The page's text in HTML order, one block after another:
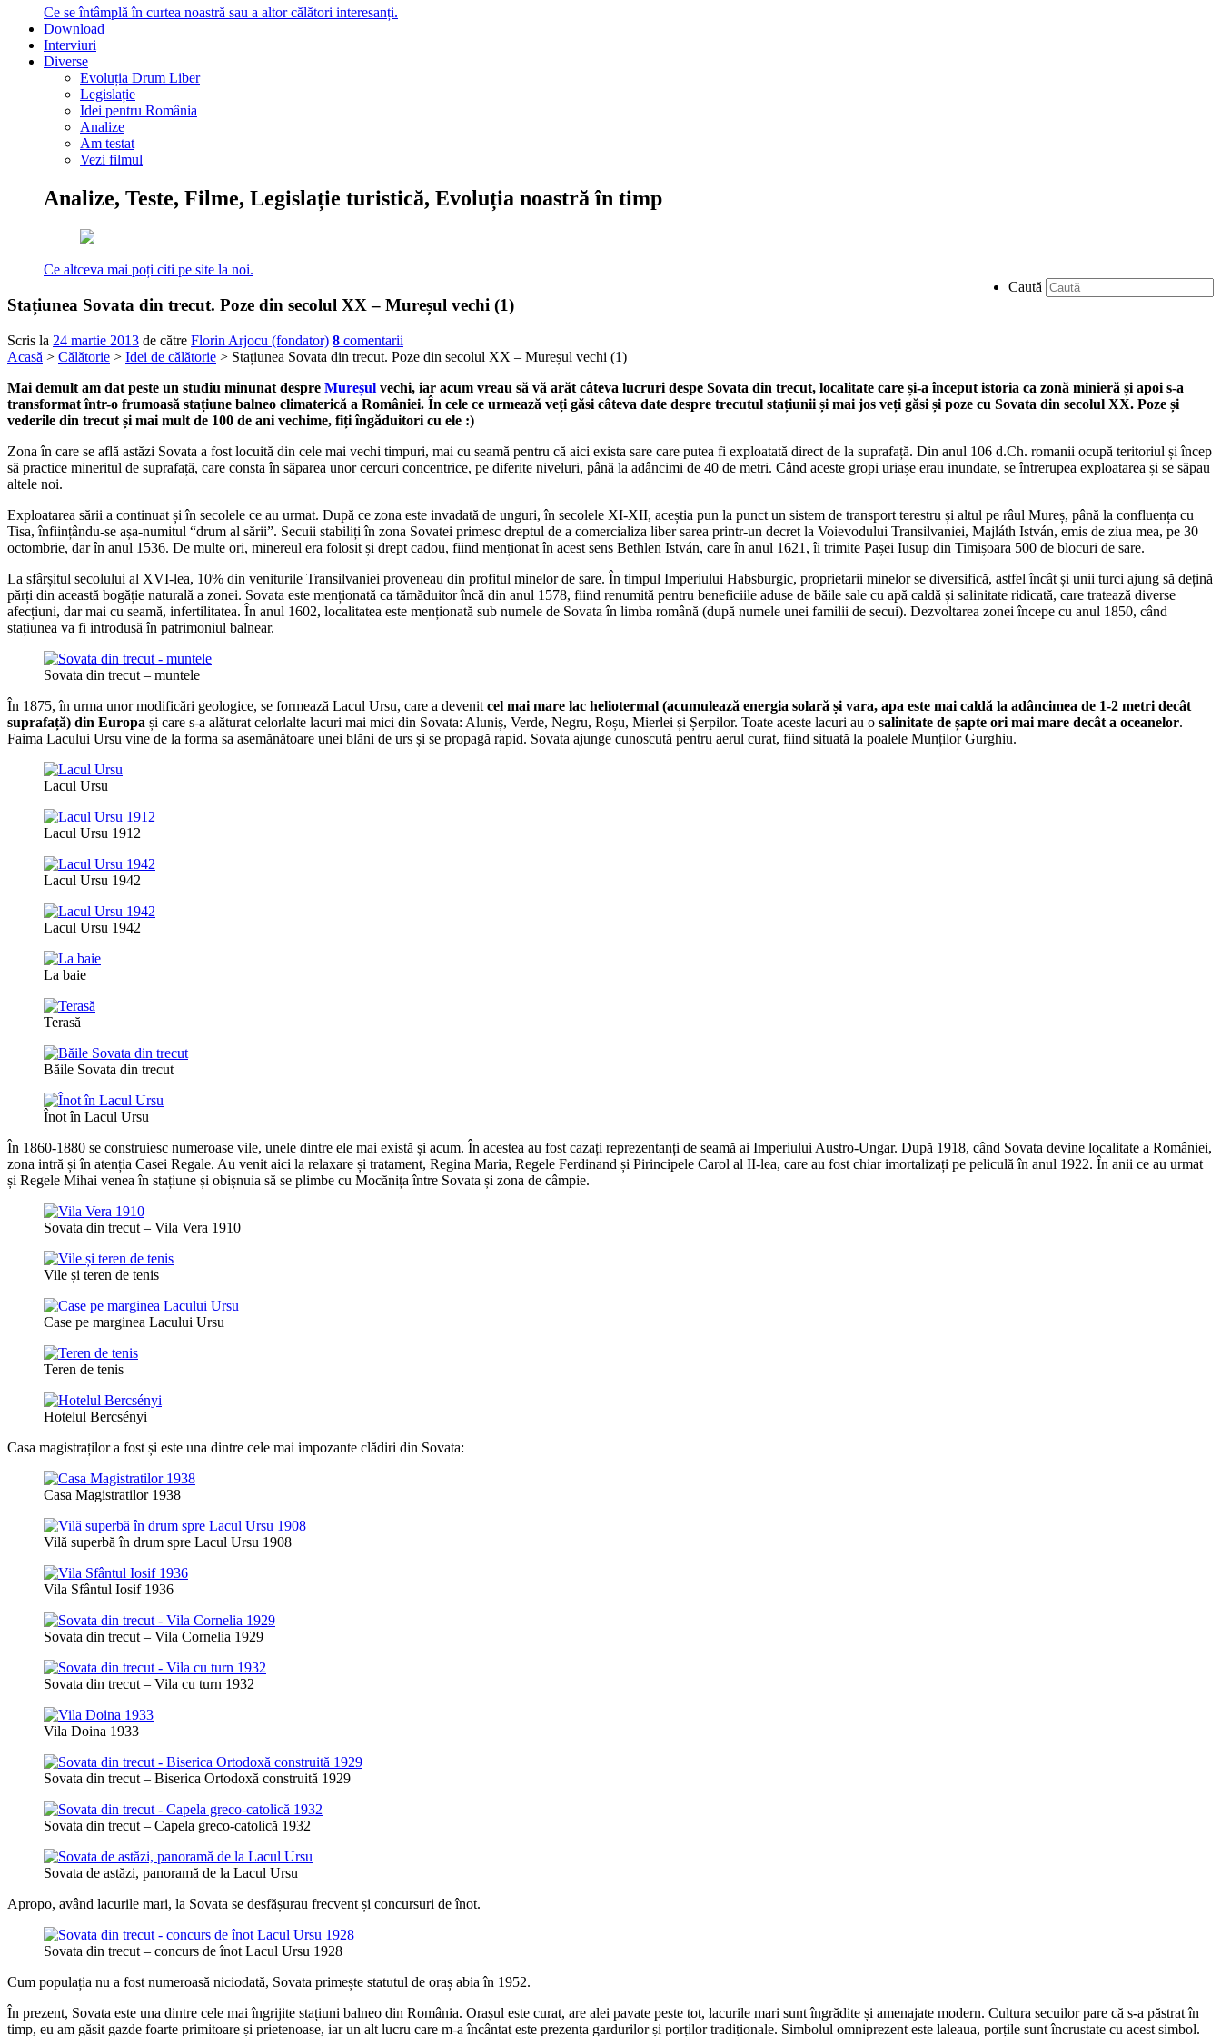
Ce se întâmplă în curtea noastră sau a altor călători interesanți.
Download
Interviuri
Diverse
Evoluția Drum Liber
Legislație
Idei pentru România
Analize
Am testat
Vezi filmul
Analize, Teste, Filme, Legislație turistică, Evoluția noastră în timp
Ce altceva mai poți citi pe site la noi.
Caută
Stațiunea Sovata din trecut. Poze din secolul XX – Mureșul vechi (1)
Scris la 24 martie 2013 de către Florin Arjocu (fondator) 8 comentarii
Acasă > Călătorie > Idei de călătorie > Stațiunea Sovata din trecut. Poze din secolul XX – Mureșul vechi (1)
Mai demult am dat peste un studiu minunat despre Mureșul vechi, iar acum vreau să vă arăt câteva lucruri despe Sovata din trecut, localitate care și-a început istoria ca zonă minieră și apoi s-a
transformat într-o frumoasă stațiune balneo climaterică a României. În cele ce urmează veți găsi câteva date despre trecutul stațiunii și mai jos veți găsi și poze cu Sovata din secolul XX. Poze și
vederile din trecut și mai mult de 100 de ani vechime, fiți îngăduitori cu ele :)
Zona în care se află astăzi Sovata a fost locuită din cele mai vechi timpuri, mai cu seamă pentru că aici exista sare care putea fi exploatată direct de la suprafață. Din anul 106 d.Ch. romanii ocupă teritoriul și încep
să practice mineritul de suprafață, care consta în săparea unor cercuri concentrice, pe diferite niveluri, până la adâncimi de 40 de metri. Când aceste gropi uriașe erau inundate, se întrerupea exploatarea și se săpau
altele noi.
Exploatarea sării a continuat și în secolele ce au urmat. După ce zona este invadată de unguri, în secolele XI-XII, aceștia pun la punct un sistem de transport terestru și altul pe râul Mureș, până la confluența cu
Tisa, înființându-se așa-numitul “drum al sării”. Secuii stabiliți în zona Sovatei primesc dreptul de a comercializa liber sarea printr-un decret la Voievodului Transilvaniei, Majláth István, emis de ziua mea, pe 30
octombrie, dar în anul 1536. De multe ori, minereul era folosit și drept cadou, fiind menționat în acest sens Bethlen István, care în anul 1621, îi trimite Pașei Iusup din Timișoara 500 de blocuri de sare.
La sfârșitul secolului al XVI-lea, 10% din veniturile Transilvaniei proveneau din profitul minelor de sare. În timpul Imperiului Habsburgic, proprietarii minelor se diversifică, astfel încât și unii turci ajung să dețină
părți din această bogăție naturală a zonei. Sovata este menționată ca tămăduitor încă din anul 1578, fiind renumită pentru beneficiile aduse de băile sale cu apă caldă și salinitate ridicată, care tratează diverse
afecțiuni, dar mai cu seamă, infertilitatea. În anul 1602, localitatea este menționată sub numele de Sovata în limba română (după numele unei familii de secui). Dezvoltarea zonei începe cu anul 1850, când
stațiunea va fi introdusă în patrimoniul balnear.
Sovata din trecut – muntele
În 1875, în urma unor modificări geologice, se formează Lacul Ursu, care a devenit cel mai mare lac heliotermal (acumulează energia solară și vara, apa este mai caldă la adâncimea de 1-2 metri decât
suprafață) din Europa și care s-a alăturat celorlalte lacuri mai mici din Sovata: Aluniș, Verde, Negru, Roșu, Mierlei și Șerpilor. Toate aceste lacuri au o salinitate de șapte ori mai mare decât a oceanelor.
Faima Lacului Ursu vine de la forma sa asemănătoare unei blăni de urs și se propagă rapid. Sovata ajunge cunoscută pentru aerul curat, fiind situată la poalele Munților Gurghiu.
Lacul Ursu
Lacul Ursu 1912
Lacul Ursu 1942
Lacul Ursu 1942
La baie
Terasă
Băile Sovata din trecut
Înot în Lacul Ursu
În 1860-1880 se construiesc numeroase vile, unele dintre ele mai există și acum. În acestea au fost cazați reprezentanți de seamă ai Imperiului Austro-Ungar. După 1918, când Sovata devine localitate a României,
zona intră și în atenția Casei Regale. Au venit aici la relaxare și tratament, Regina Maria, Regele Ferdinand și Pirincipele Carol al II-lea, care au fost chiar imortalizați pe peliculă în anul 1922. În anii ce au urmat
și Regele Mihai venea în stațiune și obișnuia să se plimbe cu Mocănița între Sovata și zona de câmpie.
Sovata din trecut – Vila Vera 1910
Vile și teren de tenis
Case pe marginea Lacului Ursu
Teren de tenis
Hotelul Bercsényi
Casa magistraților a fost și este una dintre cele mai impozante clădiri din Sovata:
Casa Magistratilor 1938
Vilă superbă în drum spre Lacul Ursu 1908
Vila Sfântul Iosif 1936
Sovata din trecut – Vila Cornelia 1929
Sovata din trecut – Vila cu turn 1932
Vila Doina 1933
Sovata din trecut – Biserica Ortodoxă construită 1929
Sovata din trecut – Capela greco-catolică 1932
Sovata de astăzi, panoramă de la Lacul Ursu
Apropo, având lacurile mari, la Sovata se desfășurau frecvent și concursuri de înot.
Sovata din trecut – concurs de înot Lacul Ursu 1928
Cum populația nu a fost numeroasă niciodată, Sovata primește statutul de oraș abia în 1952.
În prezent, Sovata este una dintre cele mai îngrijite stațiuni balneo din România. Orașul este curat, are alei pavate peste tot, lacurile mari sunt îngrădite și amenajate modern. Cultura secuilor pare că s-a păstrat în
timp, eu am găsit gazde foarte primitoare și prietenoase, iar un alt lucru care m-a încântat este prezența gardurilor și porților tradiționale. Simbolul omniprezent este laleaua, porțile sunt încrustate cu acest simbol.